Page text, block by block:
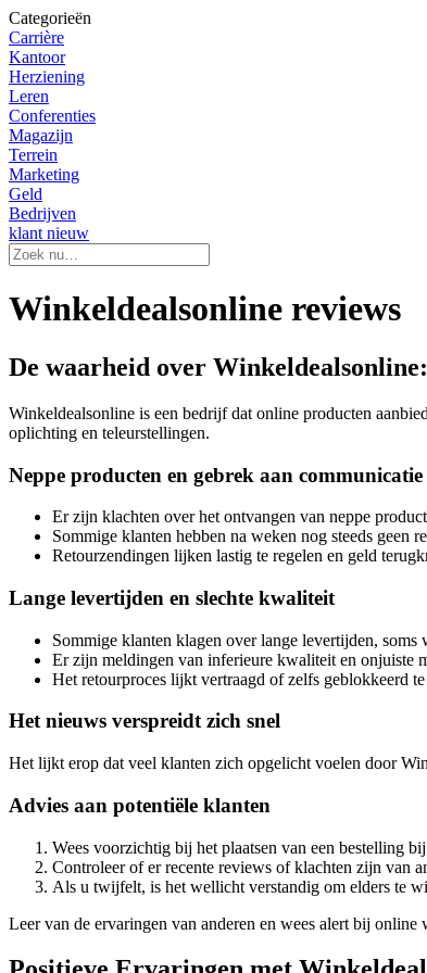
Categorieën
Carrière
Kantoor
Herziening
Leren
Conferenties
Magazijn
Terrein
Marketing
Geld
Bedrijven
klant nieuw
Winkeldealsonline reviews
De waarheid over
Winkeldealsonline is een bedrijf dat online producten
oplichting en teleurstellingen.
Neppe producten en gebrek aan communicatie
Er zijn klachten over het ontvangen van neppe
Sommige klanten hebben na weken nog steeds geen
Retourzendingen lijken lastig te regelen en geld
Lange levertijden en slechte kwaliteit
Sommige klanten klagen over lange levertijden,
Er zijn meldingen van inferieure kwaliteit en onjuiste
Het retourproces lijkt vertraagd of zelfs geblokkeerd
Het nieuws verspreidt zich snel
Het lijkt erop dat veel klanten zich opgelicht voelen door
Advies aan potentiële klanten
Wees voorzichtig bij het plaatsen van een bestelling
Controleer of er recente reviews of klachten zijn van
Als u twijfelt, is het wellicht verstandig om elders te
Leer van de ervaringen van anderen en wees alert bij